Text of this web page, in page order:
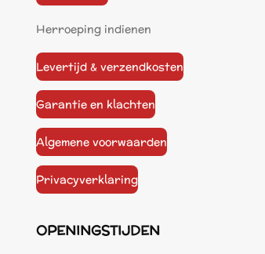
Herroeping indienen
Levertijd & verzendkosten
Garantie en klachten
Algemene voorwaarden
Privacyverklaring
OPENINGSTIJDEN